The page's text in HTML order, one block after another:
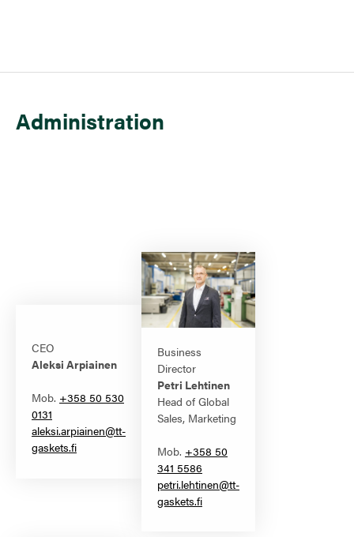
Administration
CEO
Aleksi Arpiainen
Mob. +358 50 530
0131
aleksi.arpiainen@tt-
gaskets.fi
Business
Director
Petri Lehtinen
Head of Global
Sales, Marketing
Mob. +358 50
341 5586
petri.lehtinen@tt-
gaskets.fi